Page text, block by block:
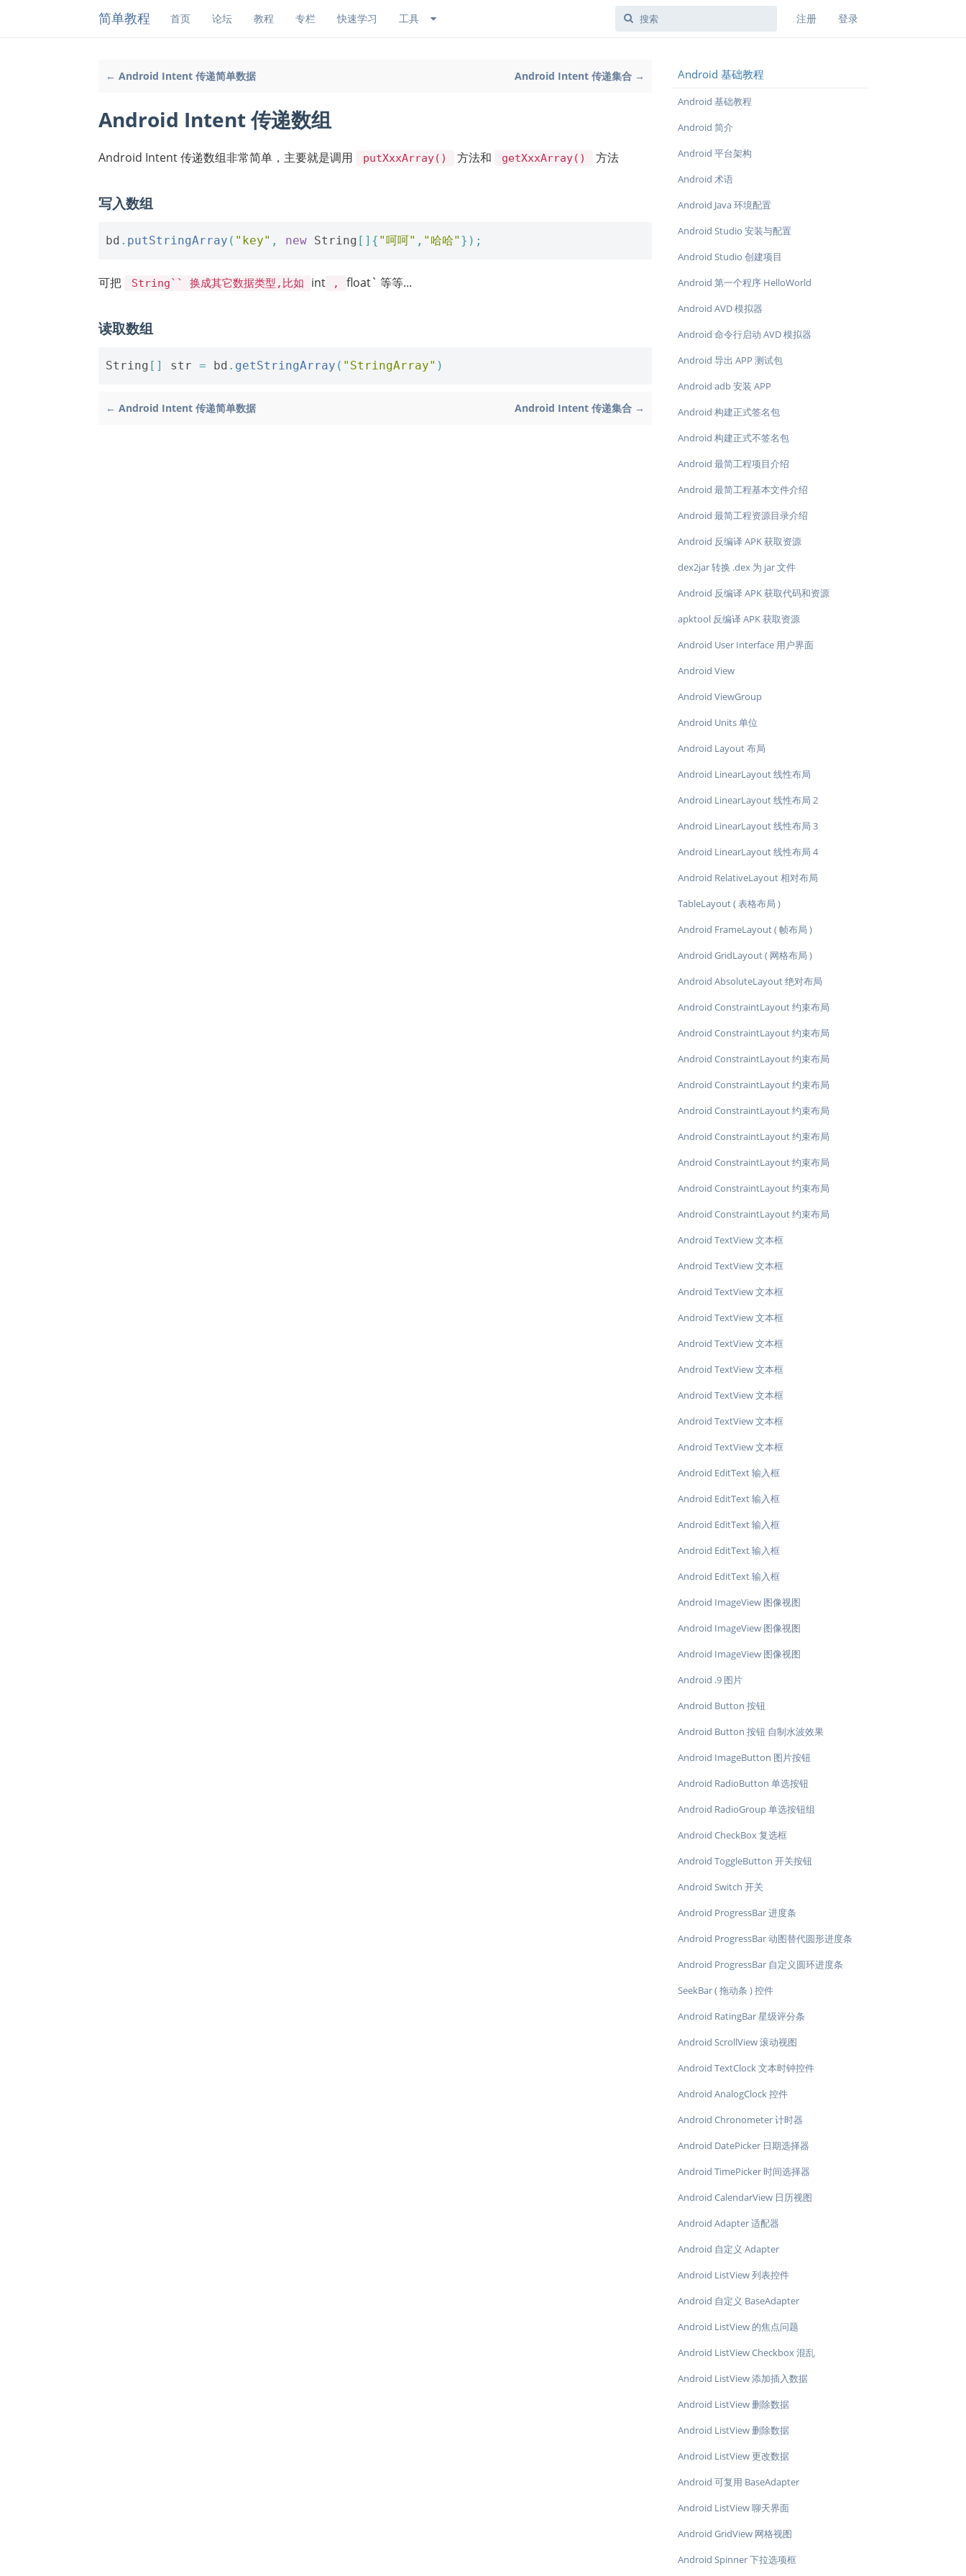
简单教程 首页 论坛 教程 专栏 快速学习 工具 注册 登录
← Android Intent 传递简单数据 Android Intent 传递集合 →
Android Intent 传递数组
Android Intent 传递数组非常简单，主要就是调用 putXxxArray() 方法和 getXxxArray() 方法
写入数组
bd . putStringArray ( "key" , new String []{ "呵呵" , "哈哈" });
可把 String`` 换成其它数据类型,比如 int , float` 等等...
读取数组
String [] str = bd . getStringArray ( "StringArray" )
← Android Intent 传递简单数据 Android Intent 传递集合 →
Android 基础教程
Android 基础教程
Android 简介
Android 平台架构
Android 术语
Android Java 环境配置
Android Studio 安装与配置
Android Studio 创建项目
Android 第一个程序 HelloWorld
Android AVD 模拟器
Android 命令行启动 AVD 模拟器
Android 导出 APP 测试包
Android adb 安装 APP
Android 构建正式签名包
Android 构建正式不签名包
Android 最简工程项目介绍
Android 最简工程基本文件介绍
Android 最简工程资源目录介绍
Android 反编译 APK 获取资源
dex2jar 转换 .dex 为 jar 文件
Android 反编译 APK 获取代码和资源
apktool 反编译 APK 获取资源
Android User Interface 用户界面
Android View
Android ViewGroup
Android Units 单位
Android Layout 布局
Android LinearLayout 线性布局
Android LinearLayout 线性布局 2
Android LinearLayout 线性布局 3
Android LinearLayout 线性布局 4
Android RelativeLayout 相对布局
TableLayout ( 表格布局 )
Android FrameLayout ( 帧布局 )
Android GridLayout ( 网格布局 )
Android AbsoluteLayout 绝对布局
Android ConstraintLayout 约束布局
Android ConstraintLayout 约束布局
Android ConstraintLayout 约束布局
Android ConstraintLayout 约束布局
Android ConstraintLayout 约束布局
Android ConstraintLayout 约束布局
Android ConstraintLayout 约束布局
Android ConstraintLayout 约束布局
Android ConstraintLayout 约束布局
Android TextView 文本框
Android TextView 文本框
Android TextView 文本框
Android TextView 文本框
Android TextView 文本框
Android TextView 文本框
Android TextView 文本框
Android TextView 文本框
Android TextView 文本框
Android EditText 输入框
Android EditText 输入框
Android EditText 输入框
Android EditText 输入框
Android EditText 输入框
Android ImageView 图像视图
Android ImageView 图像视图
Android ImageView 图像视图
Android .9 图片
Android Button 按钮
Android Button 按钮 自制水波效果
Android ImageButton 图片按钮
Android RadioButton 单选按钮
Android RadioGroup 单选按钮组
Android CheckBox 复选框
Android ToggleButton 开关按钮
Android Switch 开关
Android ProgressBar 进度条
Android ProgressBar 动图替代圆形进度条
Android ProgressBar 自定义圆环进度条
SeekBar ( 拖动条 ) 控件
Android RatingBar 星级评分条
Android ScrollView 滚动视图
Android TextClock 文本时钟控件
Android AnalogClock 控件
Android Chronometer 计时器
Android DatePicker 日期选择器
Android TimePicker 时间选择器
Android CalendarView 日历视图
Android Adapter 适配器
Android 自定义 Adapter
Android ListView 列表控件
Android 自定义 BaseAdapter
Android ListView 的焦点问题
Android ListView Checkbox 混乱
Android ListView 添加插入数据
Android ListView 删除数据
Android ListView 删除数据
Android ListView 更改数据
Android 可复用 BaseAdapter
Android ListView 聊天界面
Android GridView 网格视图
Android Spinner 下拉选项框